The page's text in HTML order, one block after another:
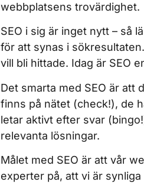
webbplatsens trovärdighet.
SEO i sig är inget nytt – så
för att synas i
vill bli hittade. Idag är SEO
Det smarta med SEO är att
finns på nätet (check!), de
letar aktivt efter svar
relevanta lösningar.
Målet med SEO är att vår
experter på, att vi är